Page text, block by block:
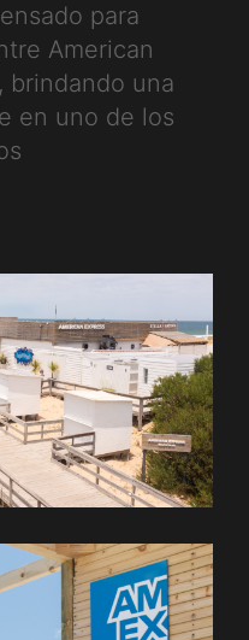
para
American
brindando una
en uno de los